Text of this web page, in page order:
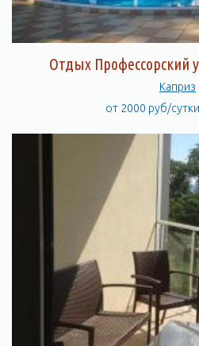
Отдых Профессорский
Каприз
от 2000 руб/